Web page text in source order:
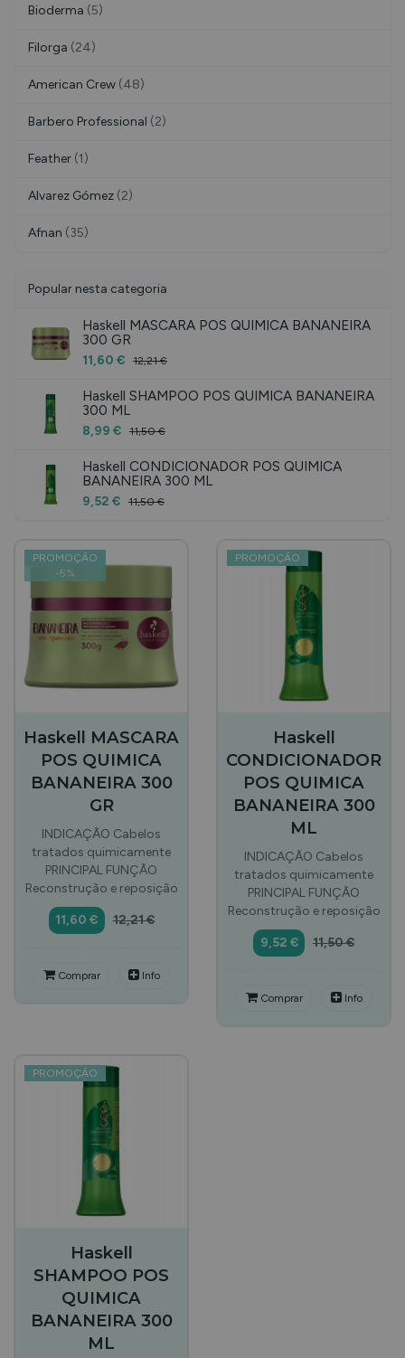
Bioderma (5)
Filorga (24)
American Crew (48)
Barbero Professional (2)
Feather (1)
Alvarez Gómez (2)
Afnan (35)
Popular nesta categoria
Haskell MASCARA POS QUIMICA BANANEIRA
300 GR
11,60 € 12,21 €
Haskell SHAMPOO POS QUIMICA BANANEIRA
300 ML
8,99 € 11,50 €
Haskell CONDICIONADOR POS QUIMICA
BANANEIRA 300 ML
9,52 € 11,50 €
PROMOÇÃO
-5%
Haskell MASCARA
POS QUIMICA
BANANEIRA 300
GR
INDICAÇÃO Cabelos
tratados quimicamente
PRINCIPAL FUNÇÃO
Reconstrução e reposição
11,60 € 12,21 €
Comprar Info
PROMOÇÃO
Haskell
CONDICIONADOR
POS QUIMICA
BANANEIRA 300
ML
INDICAÇÃO Cabelos
tratados quimicamente
PRINCIPAL FUNÇÃO
Reconstrução e reposição
9,52 € 11,50 €
Comprar Info
PROMOÇÃO
Haskell
SHAMPOO POS
QUIMICA
BANANEIRA 300
ML